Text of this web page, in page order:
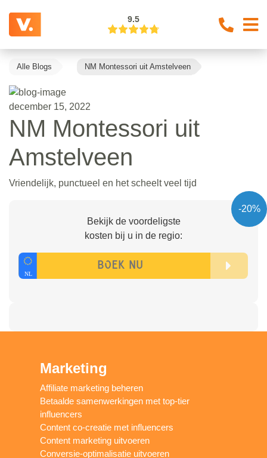
9.5
Alle Blogs NM Montessori uit Amstelveen
december 15, 2022
NM Montessori uit
Amstelveen
Vriendelijk, punctueel en het scheelt veel tijd
-20%
Bekijk de voordeligste
kosten bij u in de regio:
Marketing
Affiliate marketing beheren
Betaalde samenwerkingen met top-tier
influencers
Content co-creatie met influencers
Content marketing uitvoeren
Conversie-optimalisatie uitvoeren